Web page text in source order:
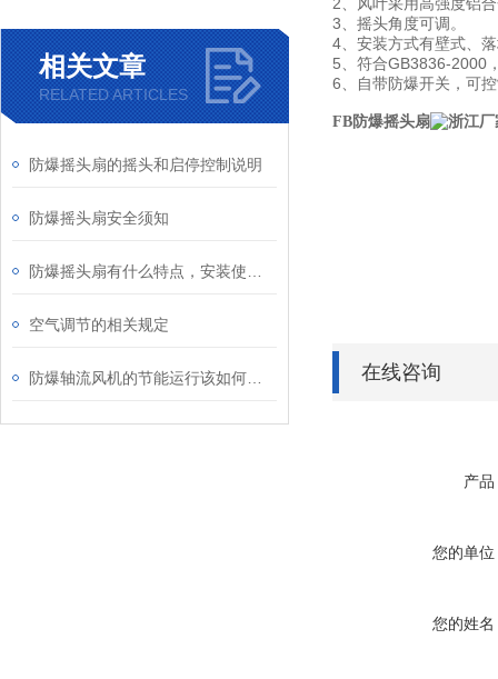
相关文章
RELATED ARTICLES
防爆摇头扇的摇头和启停控制说明
防爆摇头扇安全须知
空气调节的相关规定
3、摇头角度可调。
4、安装方式有壁式、
5、符合GB3836-2000
6、自带防爆开关，可
FB防爆摇头扇
在线咨询
产品
您的单位
您的姓名